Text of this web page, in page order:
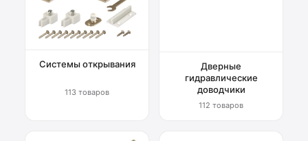
Системы открывания
113 товаров
Дверные
гидравлические
доводчики
112 товаров